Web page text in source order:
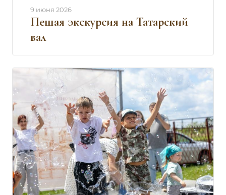
Пешая экскурсия на Татарский
вал
9 июня 2026